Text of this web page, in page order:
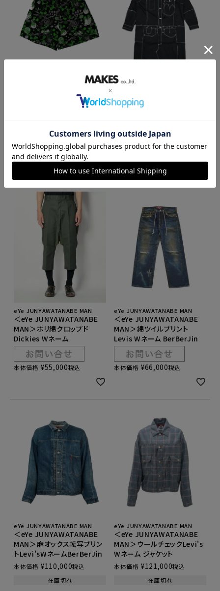
eYe JUNYAWATANABE MAN
＜eYe JUNYAWATANABE
MAN＞綿ブロードプリント
ツ
本体価格 ¥22,000税込
eYe JUNYAWATANABE MAN
MAN＞綿デニム Levi's Wネ
本体価格 149,600
eYe JUNYAWATANABE MAN
＜eYe JUNYAWATANABE
MAN＞ポリ綿クロップド
Dickies Wネーム
本体価格 ¥55,000税込
eYe JUNYAWATANABE MAN
＜eYe JUNYAWATANABE
MAN＞綿ツイルプリント
Levis Wネーム BerBerJin
本体価格 ¥66,000税込
eYe JUNYAWATANABE MAN
＜eYe JUNYAWATANABE
MAN＞麻オックス転写プリン
トLevi'sWネームBerBerJin
本体価格 ¥110,000税込
在庫切れ
eYe JUNYAWATANABE MAN
＜eYe JUNYAWATANABE
MAN＞ウールチェックLevi's
Wネーム ジャケット
本体価格 ¥121,000税込
在庫切れ